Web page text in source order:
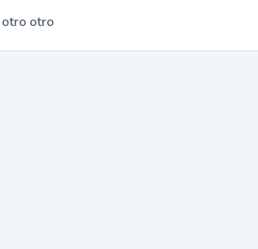
otro otro